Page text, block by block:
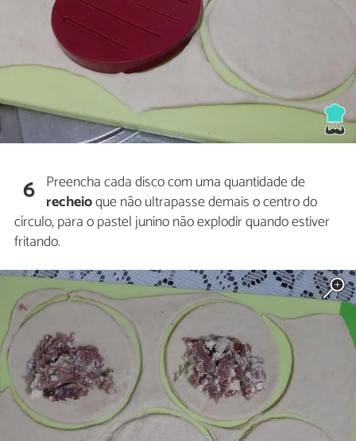
6 Preencha cada disco com uma quantidade de
recheioque não ultrapasse demais o centro do
círculo, para o pastel junino não explodir quando estiver
fritando.